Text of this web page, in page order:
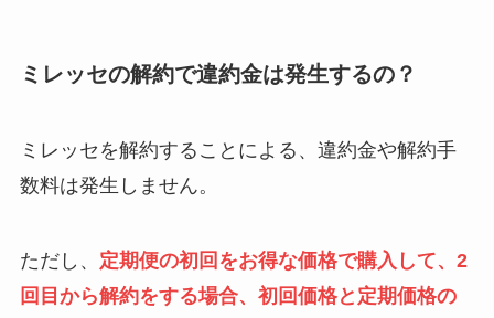
ミレッセの解約で違約金は発生するの？
ミレッセを解約することによる、違約金や解約手
数料は発生しません。
ただし、 定期便の初回をお得な価格で購入して、2
回目から解約をする場合、初回価格と定期価格の